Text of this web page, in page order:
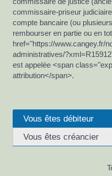
commissaire-priseur
compte bancaire (ou
rembourser en partie ou en
href="https://www.cangey.fr/
administratives/
est appelée <span
attribution</span>.
Vous êtes débiteur
Vous êtes créancier